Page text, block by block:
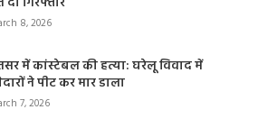
8, 2026
में कांस्टेबल की हत्या: घरेलू विवाद में
ने पीट कर मार डाला
7, 2026